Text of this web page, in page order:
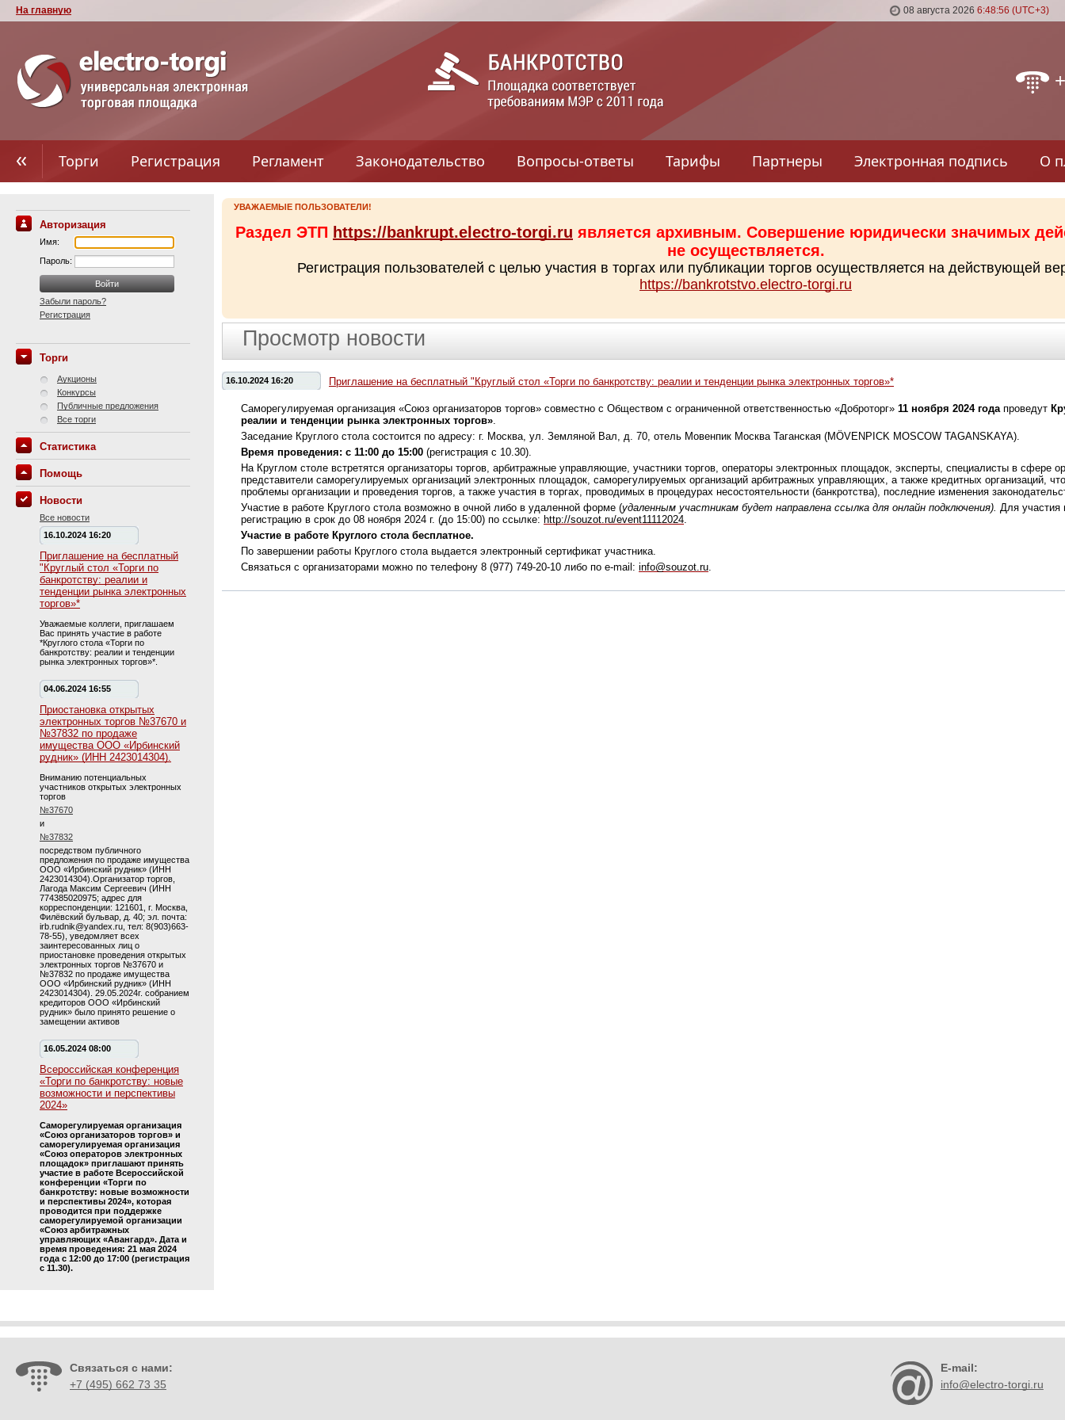
На главную 08 августа 2026 6:48:56 (UTC+3)
Торги Регистрация Регламент Законодательство Вопросы-ответы Тарифы Партнеры Электронная подпись О
Авторизация
Имя:
Пароль:
Забыли пароль?
Регистрация
Торги
Аукционы
Конкурсы
Публичные предложения
Все торги
Статистика
Помощь
Новости
Все новости
16.10.2024 16:20
Приглашение на бесплатный
"Круглый стол «Торги по
банкротству: реалии и
тенденции рынка электронных
торгов»*
Уважаемые коллеги, приглашаем
Вас принять участие в работе
*Круглого стола «Торги по
банкротству: реалии и тенденции
рынка электронных торгов»*.
04.06.2024 16:55
Приостановка открытых
электронных торгов №37670 и
№37832 по продаже
имущества ООО «Ирбинский
рудник» (ИНН 2423014304).
Вниманию потенциальных
участников открытых электронных
торгов
№37670
и
№37832
посредством публичного
предложения по продаже имущества
ООО «Ирбинский рудник» (ИНН
2423014304).Организатор торгов,
Лагода Максим Сергеевич (ИНН
774385020975; адрес для
корреспонденции: 121601, г. Москва,
Филёвский бульвар, д. 40; эл. почта:
irb.rudnik@yandex.ru, тел: 8(903)663-
78-55), уведомляет всех
заинтересованных лиц о
приостановке проведения открытых
электронных торгов №37670 и
№37832 по продаже имущества
ООО «Ирбинский рудник» (ИНН
2423014304). 29.05.2024г. собранием
кредиторов ООО «Ирбинский
рудник» было принято решение о
замещении активов
16.05.2024 08:00
Всероссийская конференция
«Торги по банкротству: новые
возможности и перспективы
2024»
Саморегулируемая организация
«Союз организаторов торгов» и
саморегулируемая организация
«Союз операторов электронных
площадок» приглашают принять
участие в работе Всероссийской
конференции «Торги по
банкротству: новые возможности
и перспективы 2024», которая
проводится при поддержке
саморегулируемой организации
«Союз арбитражных
управляющих «Авангард». Дата и
время проведения: 21 мая 2024
года с 12:00 до 17:00 (регистрация
с 11.30).
УВАЖАЕМЫЕ ПОЛЬЗОВАТЕЛИ!
Раздел ЭТП https://bankrupt.electro-torgi.ru является архивным. Совершение юридически значимых
не осуществляется.
Регистрация пользователей с целью участия в торгах или публикации торгов осуществляется на действующей
https://bankrotstvo.electro-torgi.ru
Просмотр новости
16.10.2024 16:20 Приглашение на бесплатный "Круглый стол «Торги по банкротству: реалии и тенденции рынка электронных торгов»*
Саморегулируемая организация «Союз организаторов торгов» совместно с Обществом с ограниченной ответственностью «Доброторг» 11 ноября 2024 годапроведут
реалии и тенденции рынка электронных торгов».
Заседание Круглого стола состоится по адресу: г. Москва, ул. Земляной Вал, д. 70, отель Мовенпик Москва Таганская (MÖVENPICK MOSCOW TAGANSKAYA).
Время проведения: с 11:00 до 15:00 (регистрация с 10.30).
На Круглом столе встретятся организаторы торгов, арбитражные управляющие, участники торгов, операторы электронных площадок, эксперты, специалисты в сфере
представители саморегулируемых организаций электронных площадок, саморегулируемых организаций арбитражных управляющих, а также кредитных организаций,
проблемы организации и проведения торгов, а также участия в торгах, проводимых в процедурах несостоятельности (банкротства), последние изменения
Участие в работе Круглого стола возможно в очной либо в удаленной форме (удаленным участникам будет направлена ссылка для онлайн подключения). Для участия
регистрацию в срок до 08 ноября 2024 г. (до 15:00) по ссылке: http://souzot.ru/event11112024.
Участие в работе Круглого стола бесплатное.
По завершении работы Круглого стола выдается электронный сертификат участника.
Связаться с организаторами можно по телефону 8 (977) 749-20-10 либо по e-mail: info@souzot.ru.
Связаться с нами:
+7 (495) 662 73 35
E-mail:
info@electro-torgi.ru